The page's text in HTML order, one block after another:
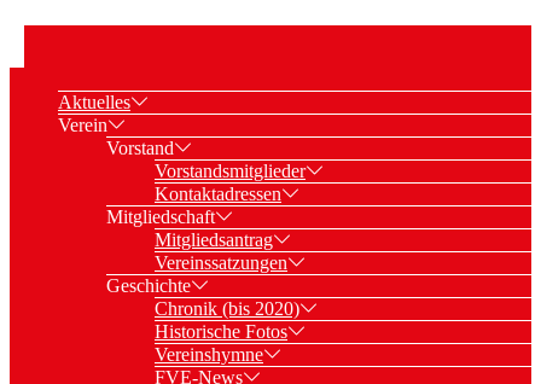
Aktuelles
Verein
Vorstand
Vorstandsmitglieder
Kontaktadressen
Mitgliedschaft
Mitgliedsantrag
Vereinssatzungen
Geschichte
Chronik (bis 2020)
Historische Fotos
Vereinshymne
FVE-News